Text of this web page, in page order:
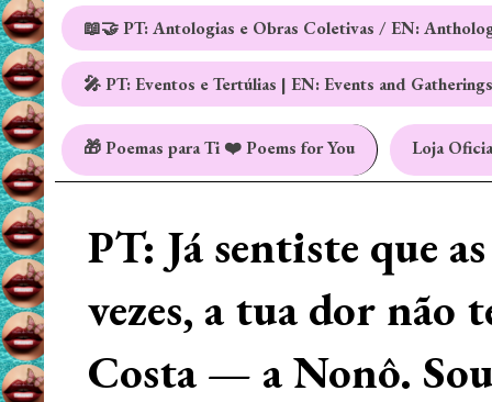
📖🤝 PT: Antologias e Obras Coletivas / EN:
🎤 PT: Eventos e Tertúlias | EN: Events and Gatherings
🎁 Poemas para Ti ❤️ Poems for You Loja
PT: Já sentiste que
vezes, a tua dor não
Costa — a Nonô.